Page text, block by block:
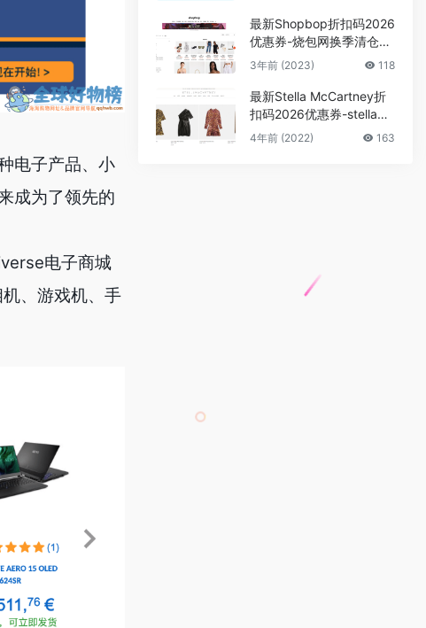
电子产品、小
成为了领先的
电子商城
、游戏机、手
最新Shopbop折扣码2026
优惠券-烧包网换季清仓全
场无门槛8折促销
3年前 (2023) 118
最新​Stella McCartney折
扣码2026优惠券-stellamc
cartney美国官网季末大促
4年前 (2022) 163